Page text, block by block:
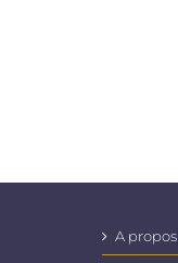
A propos